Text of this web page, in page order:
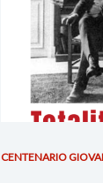
CENTENARIO